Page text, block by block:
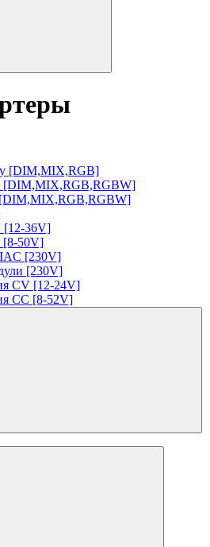
[DIM,MIX,RGB]
36V]
50V]
[230V]
[230V]
CV [12-24V]
CC [8-52V]